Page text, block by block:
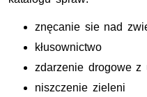
znęcanie sie nad
kłusownictwo
zdarzenie drogowe z
niszczenie zieleni